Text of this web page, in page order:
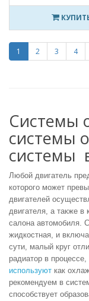
1 2 3 4
Системы
системы
системы
Любой двигатель
которого может
двигателей
двигателя, а также в
салона автомобиля.
жидкостная, и
сути, малый круг
радиатор в
используют как
рекомендуем в
способствует